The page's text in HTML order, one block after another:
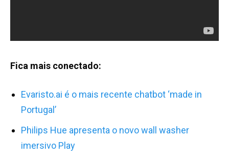
Fica mais conectado:
Evaristo.ai é o mais recente chatbot ‘made in
Portugal’
Philips Hue apresenta o novo wall washer
imersivo Play